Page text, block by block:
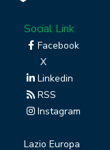
Social Link
Facebook
X
Linkedin
RSS
Instagram
Lazio Europa